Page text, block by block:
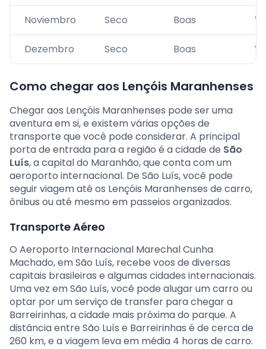
Noviembro Seco Boas
Dezembro Seco Boas
Como chegar aos Lençóis Maranhenses
Chegar aos Lençóis Maranhenses pode ser uma
aventura em si, e existem várias opções de
transporte que você pode considerar. A principal
porta de entrada para a região é a cidade de São
Luís, a capital do Maranhão, que conta com um
aeroporto internacional. De São Luís, você pode
seguir viagem até os Lençóis Maranhenses de carro,
ônibus ou até mesmo em passeios organizados.
Transporte Aéreo
O Aeroporto Internacional Marechal Cunha
Machado, em São Luís, recebe voos de diversas
capitais brasileiras e algumas cidades internacionais.
Uma vez em São Luís, você pode alugar um carro ou
optar por um serviço de transfer para chegar a
Barreirinhas, a cidade mais próxima do parque. A
distância entre São Luís e Barreirinhas é de cerca de
260 km, e a viagem leva em média 4 horas de carro.